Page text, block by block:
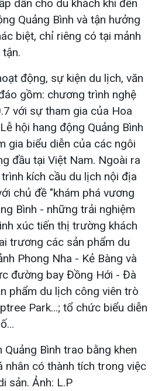
dẫn cho du khách khi đến
Quảng Bình và tận hưởng
biệt, chỉ riêng có tại mảnh
động, sự kiện du lịch, văn
gồm: chương trình nghệ
với sự tham gia của Hoa
hội hang động Quảng Bình
gia biểu diễn của các ngôi
đầu tại Việt Nam. Ngoài ra
kích cầu du lịch nội địa
chủ đề "khám phá vương
Bình - những trải nghiệm
xúc tiến thị trường khách
trương các sản phẩm du
Phong Nha - Kẻ Bàng và
đường bay Đồng Hới - Đà
phẩm du lịch công viên trò
Park...; tổ chức biểu diễn